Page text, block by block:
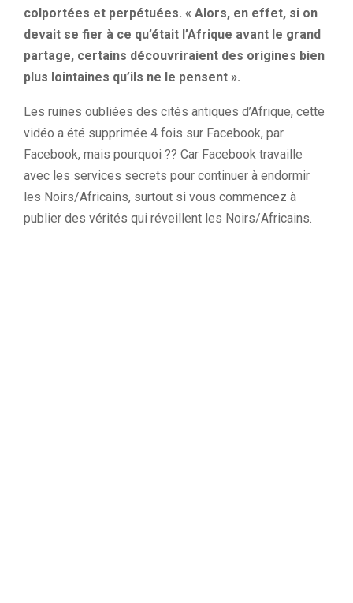
colportées et perpétuées. « Alors, en effet, si on
devait se fier à ce qu’était l’Afrique avant le grand
partage, certains découvriraient des origines bien
plus lointaines qu’ils ne le pensent ».
Les ruines oubliées des cités antiques d’Afrique, cette
vidéo a été supprimée 4 fois sur Facebook, par
Facebook, mais pourquoi ?? Car Facebook travaille
avec les services secrets pour continuer à endormir
les Noirs/Africains, surtout si vous commencez à
publier des vérités qui réveillent les Noirs/Africains.